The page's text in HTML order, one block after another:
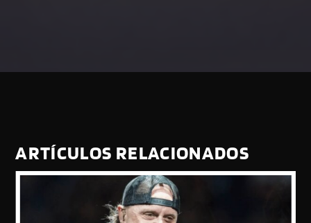
ARTÍCULOS RELACIONADOS